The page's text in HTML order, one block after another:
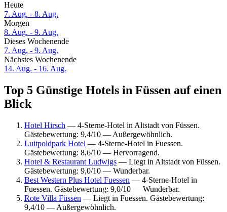
Heute
7. Aug. - 8. Aug.
Morgen
8. Aug. - 9. Aug.
Dieses Wochenende
7. Aug. - 9. Aug.
Nächstes Wochenende
14. Aug. - 16. Aug.
Top 5 Günstige Hotels in Füssen auf einen
Blick
Hotel Hirsch — 4-Sterne-Hotel in Altstadt von Füssen.
Gästebewertung: 9,4/10 — Außergewöhnlich.
Luitpoldpark Hotel — 4-Sterne-Hotel in Fuessen.
Gästebewertung: 8,6/10 — Hervorragend.
Hotel & Restaurant Ludwigs — Liegt in Altstadt von Füssen.
Gästebewertung: 9,0/10 — Wunderbar.
Best Western Plus Hotel Fuessen — 4-Sterne-Hotel in
Fuessen. Gästebewertung: 9,0/10 — Wunderbar.
Rote Villa Füssen — Liegt in Fuessen. Gästebewertung:
9,4/10 — Außergewöhnlich.